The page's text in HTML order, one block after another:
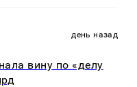
день назад
вину по «делу